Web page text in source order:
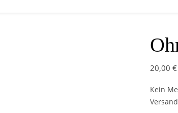
20,00 €
Kein
Versand